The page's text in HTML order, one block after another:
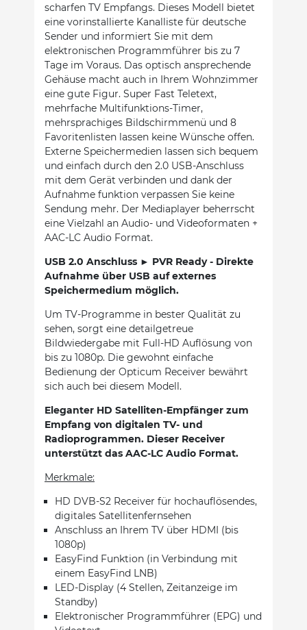
scharfen TV Empfangs. Dieses Modell bietet
eine vorinstallierte Kanalliste für deutsche
Sender und informiert Sie mit dem
elektronischen Programmführer bis zu 7
Tage im Voraus. Das optisch ansprechende
Gehäuse macht auch in Ihrem Wohnzimmer
eine gute Figur. Super Fast Teletext,
mehrfache Multifunktions-Timer,
mehrsprachiges Bildschirmmenü und 8
Favoritenlisten lassen keine Wünsche offen.
Externe Speichermedien lassen sich bequem
und einfach durch den 2.0 USB-Anschluss
mit dem Gerät verbinden und dank der
Aufnahme funktion verpassen Sie keine
Sendung mehr. Der Mediaplayer beherrscht
eine Vielzahl an Audio- und Videoformaten +
AAC-LC Audio Format.
USB 2.0 Anschluss ► PVR Ready - Direkte
Aufnahme über USB auf externes
Speichermedium möglich.
Um TV-Programme in bester Qualität zu
sehen, sorgt eine detailgetreue
Bildwiedergabe mit Full-HD Auflösung von
bis zu 1080p. Die gewohnt einfache
Bedienung der Opticum Receiver bewährt
sich auch bei diesem Modell.
Eleganter HD Satelliten-Empfänger zum
Empfang von digitalen TV- und
Radioprogrammen. Dieser Receiver
unterstützt das AAC-LC Audio Format.
Merkmale:
HD DVB-S2 Receiver für hochauflösendes,
digitales Satellitenfernsehen
Anschluss an Ihrem TV über HDMI (bis
1080p)
EasyFind Funktion (in Verbindung mit
einem EasyFind LNB)
LED-Display (4 Stellen, Zeitanzeige im
Standby)
Elektronischer Programmführer (EPG) und